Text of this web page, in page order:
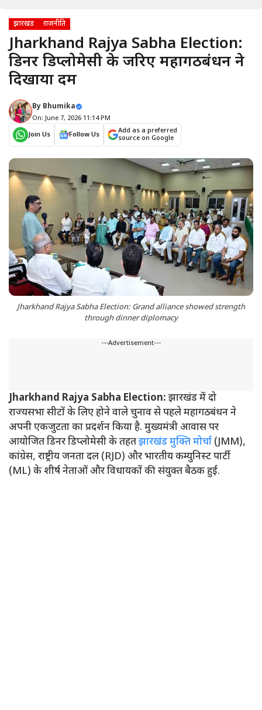
झारखंड राजनीति
Jharkhand Rajya Sabha Election:
डिनर डिप्लोमेसी के जरिए महागठबंधन ने
दिखाया दम
By Bhumika
On: June 7, 2026 11:14 PM
Join Us
Follow Us
Add as a preferred
source on Google
Jharkhand Rajya Sabha Election: Grand alliance showed strength
through dinner diplomacy
---Advertisement---
Jharkhand Rajya Sabha Election:झारखंड में दो
राज्यसभा सीटों के लिए होने वाले चुनाव से पहले महागठबंधन ने
अपनी एकजुटता का प्रदर्शन किया है. मुख्यमंत्री आवास पर
आयोजित डिनर डिप्लोमेसी के तहतझारखंड मुक्ति मोर्चा (JMM),
कांग्रेस, राष्ट्रीय जनता दल (RJD) और भारतीय कम्युनिस्ट पार्टी
(ML) के शीर्ष नेताओं और विधायकों की संयुक्त बैठक हुई.